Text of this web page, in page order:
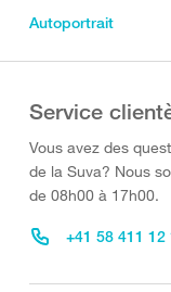
Autoportrait
Service
Vous avez des
de la Suva? Nous
de 08h00 à 17h00.
+41 58 411 12